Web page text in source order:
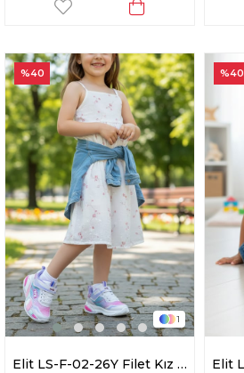
1
Elit LS-F-02-26Y Filet Kız Çocuk Yürüyüş Ayakkabısı Beyaz - Lila
%40 %40